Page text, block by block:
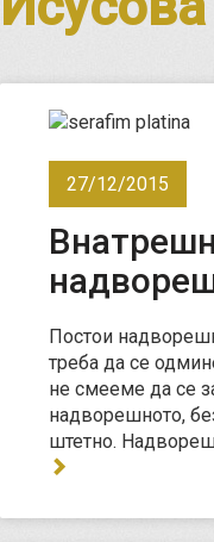
27/12/2015
Постои
треба да се
не смееме да се
надворешното,
штетно.